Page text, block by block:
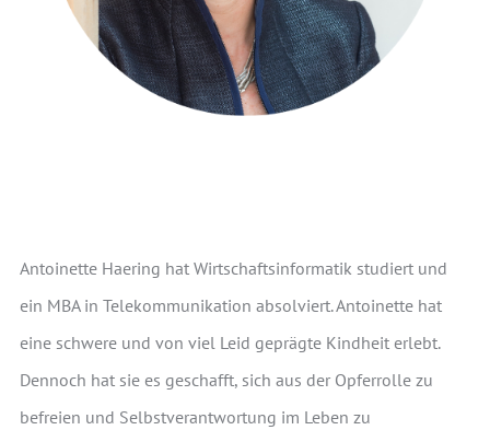
Antoinette Haering hat Wirtschaftsinformatik studiert und
ein MBA in Telekommunikation absolviert. Antoinette hat
eine schwere und von viel Leid geprägte Kindheit erlebt.
Dennoch hat sie es geschafft, sich aus der Opferrolle zu
befreien und Selbstverantwortung im Leben zu